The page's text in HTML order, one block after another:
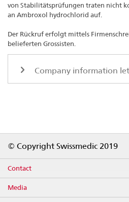
von Stabilitätsprüfungen traten nicht
an Ambroxol hydrochlorid auf.
Der Rückruf erfolgt mittels
belieferten Grossisten.
Company information
© Copyright Swissmedic 2019
Contact
Media